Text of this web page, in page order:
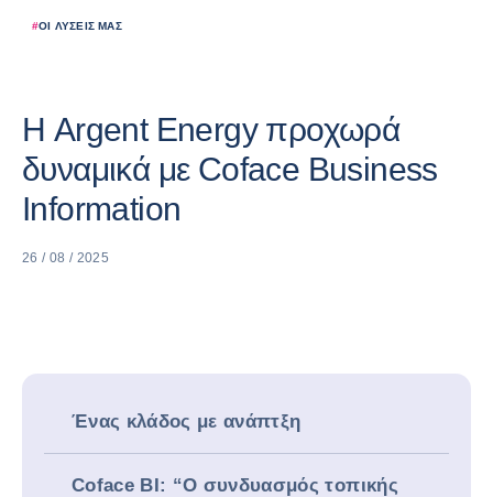
#ΟΙ ΛΎΣΕΙΣ ΜΑΣ
Η Argent Energy προχωρά
δυναμικά με Coface Business
Information
26 / 08 / 2025
Ένας κλάδος με ανάπτξη
Coface BI: “Ο συνδυασμός τοπικής